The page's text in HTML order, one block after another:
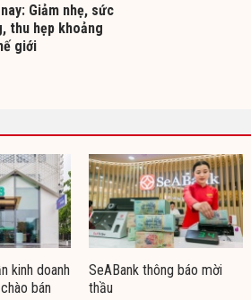
Giảm nhẹ, sức
thu hẹp khoảng
giới
kinh doanh
bán
SeABank thông báo mời
thầu